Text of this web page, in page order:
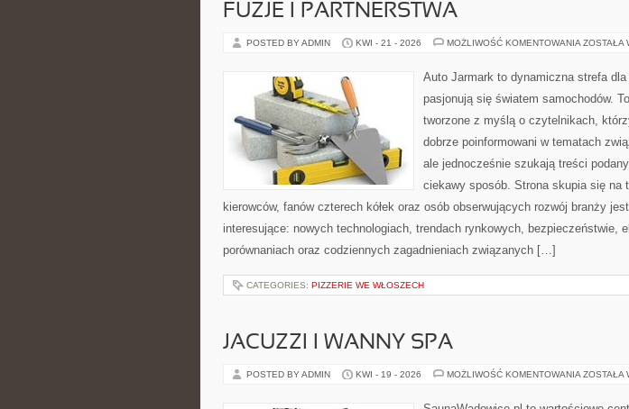
FUZJE I PARTNERSTWA
POSTED BY ADMIN KWI - 21 - 2026 MOŻLIWOŚĆ KOMENTOWANIA FUZJE
ZOSTAŁA
Auto Jarmark to dynamiczna strefa
pasjonują się światem samochodów.
tworzone z myślą o czytelnikach,
dobrze poinformowani w tematach
ale jednocześnie szukają treści
ciekawy sposób. Strona skupia się na
kierowców, fanów czterech kółek oraz osób obserwujących rozwój branży
interesujące: nowych technologiach, trendach rynkowych, bezpieczeństwie,
porównaniach oraz codziennych zagadnieniach związanych […]
CATEGORIES: PIZZERIE WE WŁOSZECH
JACUZZI I WANNY SPA
POSTED BY ADMIN KWI - 19 - 2026 MOŻLIWOŚĆ KOMENTOWANIA JACUZZI
ZOSTAŁA